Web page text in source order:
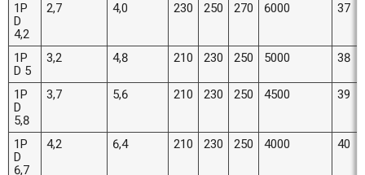
1P
D
4,2
2,7 4,0 230 250 270 6000 37
1P
D 5
3,2 4,8 210 230 250 5000 38
1P
D
5,8
3,7 5,6 210 230 250 4500 39
1P
D
6,7
4,2 6,4 210 230 250 4000 40